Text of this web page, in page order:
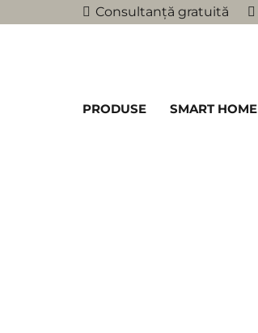
Consultanță gratuită
PRODUSE SMART HOME